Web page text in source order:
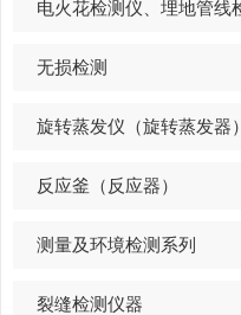
无损检测
旋转蒸发仪（旋转蒸发器）
反应釜（反应器）
测量及环境检测系列
裂缝检测仪器